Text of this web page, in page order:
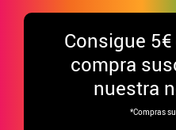
Consigue
compra
nuestra
*Compras